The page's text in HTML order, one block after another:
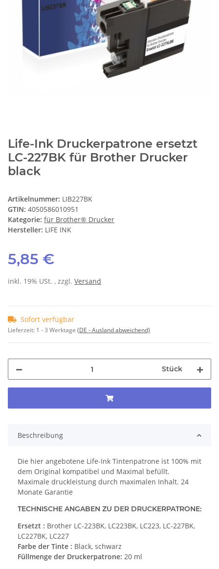
Life-Ink Druckerpatrone ersetzt
LC-227BK für Brother Drucker
black
Artikelnummer: LIB227BK
GTIN: 4050586010951
Kategorie: für Brother® Drucker
Hersteller: LIFE INK
5,85 €
inkl. 19% USt. , zzgl. Versand
Sofort verfügbar
Lieferzeit: 1 - 3 Werktage (DE - Ausland abweichend)
Stück
Beschreibung
Die hier angebotene Life-Ink Tintenpatrone ist 100% mit
dem Original kompatibel und Maximal befüllt.
Maximale druckleistung durch maximalen Inhalt. 24
Monate Garantie
TECHNISCHE ANGABEN ZU DER DRUCKERPATRONE:
Ersetzt : Brother LC-223BK, LC223BK, LC223, LC-227BK,
LC227BK, LC227
Farbe der Tinte : Black, schwarz
Füllmenge der Druckerpatrone: 20 ml